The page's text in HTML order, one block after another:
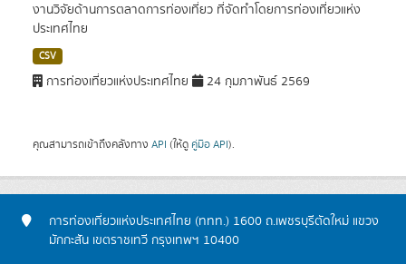
งานวิจัยด้านการตลาดการท่องเที่ยว ที่จัดทำโดยการท่องเที่ยวแห่ง
ประเทศไทย
CSV
การท่องเที่ยวแห่งประเทศไทย 24 กุมภาพันธ์ 2569
คุณสามารถเข้าถึงคลังทาง API (ให้ดู คู่มือ API).
การท่องเที่ยวแห่งประเทศไทย (ททท.) 1600 ถ.เพชรบุรีตัดใหม่ แขวง
มักกะสัน เขตราชเทวี กรุงเทพฯ 10400